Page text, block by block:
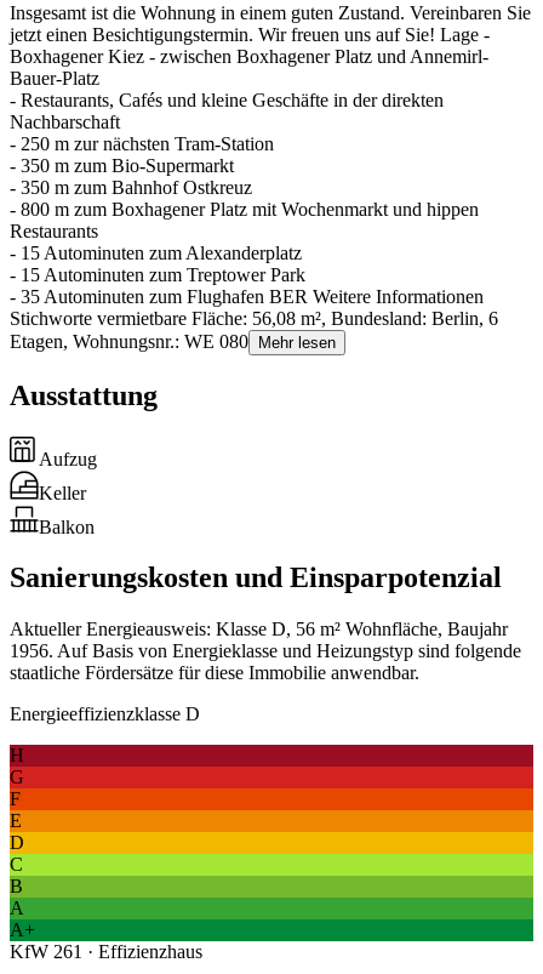
Insgesamt ist die Wohnung in einem guten Zustand. Vereinbaren Sie
jetzt einen Besichtigungstermin. Wir freuen uns auf Sie! Lage -
Boxhagener Kiez - zwischen Boxhagener Platz und Annemirl-
Bauer-Platz
- Restaurants, Cafés und kleine Geschäfte in der direkten
Nachbarschaft
- 250 m zur nächsten Tram-Station
- 350 m zum Bio-Supermarkt
- 350 m zum Bahnhof Ostkreuz
- 800 m zum Boxhagener Platz mit Wochenmarkt und hippen
Restaurants
- 15 Autominuten zum Alexanderplatz
- 15 Autominuten zum Treptower Park
- 35 Autominuten zum Flughafen BER Weitere Informationen
Stichworte vermietbare Fläche: 56,08 m², Bundesland: Berlin, 6
Etagen, Wohnungsnr.: WE 080 Mehr lesen
Ausstattung
Aufzug
Keller
Balkon
Sanierungskosten und Einsparpotenzial
Aktueller Energieausweis: Klasse D, 56 m² Wohnfläche, Baujahr
1956. Auf Basis von Energieklasse und Heizungstyp sind folgende
staatliche Fördersätze für diese Immobilie anwendbar.
Energieeffizienzklasse D
H
G
F
E
D
C
B
A
A+
KfW 261 · Effizienzhaus